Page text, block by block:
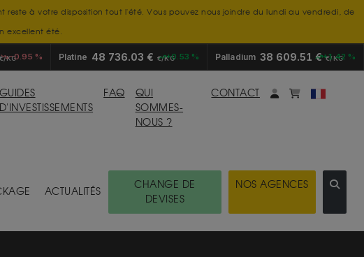
reste à votre disposition tout l'été. Vous pouvez nous joindre du lundi au vendredi, de
excellent été.
€/KG-0.95 % Platine 48 736.03 € €/KG+0.53 % Palladium 38 609.51 €€/KG
+1.42 %
GUIDES
D'INVESTISSEMENTS
FAQ
QUI
SOMMES-
NOUS ?
CONTACT Mon compte
monpanier
ACTUALITÉS
CHANGE DE
DEVISES
NOS AGENCES